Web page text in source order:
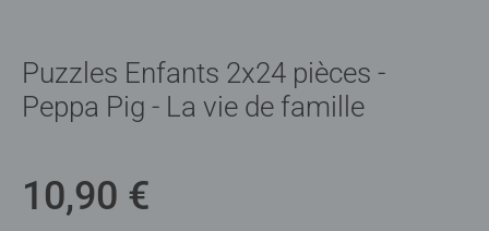
Puzzles Enfants 2x24 pièces -
Peppa Pig - La vie de famille
10,90 €